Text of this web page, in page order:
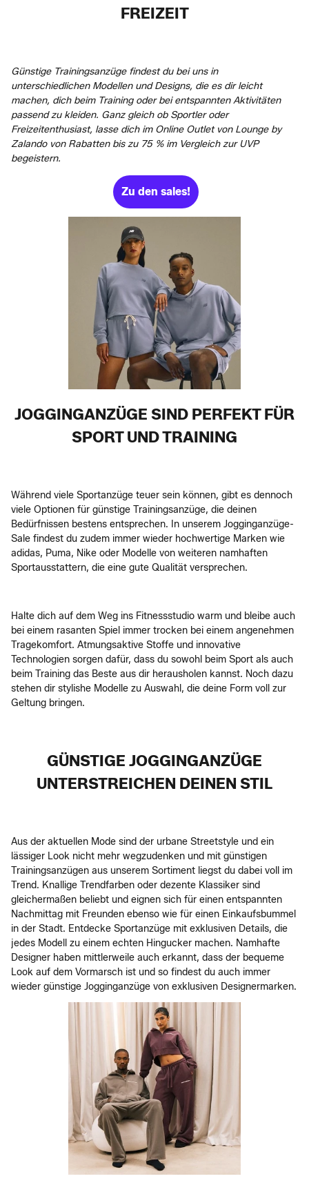
FREIZEIT
Günstige Trainingsanzüge findest du bei uns in
unterschiedlichen Modellen und Designs, die es dir leicht
machen, dich beim Training oder bei entspannten Aktivitäten
passend zu kleiden. Ganz gleich ob Sportler oder
Freizeitenthusiast, lasse dich im Online Outlet von Lounge by
Zalando von Rabatten bis zu 75 % im Vergleich zur UVP
begeistern.
Zu den sales!
JOGGINGANZÜGE SIND PERFEKT FÜR
SPORT UND TRAINING
Während viele Sportanzüge teuer sein können, gibt es dennoch
viele Optionen für günstige Trainingsanzüge, die deinen
Bedürfnissen bestens entsprechen. In unserem Jogginganzüge-
Sale findest du zudem immer wieder hochwertige Marken wie
adidas, Puma, Nike oder Modelle von weiteren namhaften
Sportausstattern, die eine gute Qualität versprechen.
Halte dich auf dem Weg ins Fitnessstudio warm und bleibe auch
bei einem rasanten Spiel immer trocken bei einem angenehmen
Tragekomfort. Atmungsaktive Stoffe und innovative
Technologien sorgen dafür, dass du sowohl beim Sport als auch
beim Training das Beste aus dir herausholen kannst. Noch dazu
stehen dir stylishe Modelle zu Auswahl, die deine Form voll zur
Geltung bringen.
GÜNSTIGE JOGGINGANZÜGE
UNTERSTREICHEN DEINEN STIL
Aus der aktuellen Mode sind der urbane Streetstyle und ein
lässiger Look nicht mehr wegzudenken und mit günstigen
Trainingsanzügen aus unserem Sortiment liegst du dabei voll im
Trend. Knallige Trendfarben oder dezente Klassiker sind
gleichermaßen beliebt und eignen sich für einen entspannten
Nachmittag mit Freunden ebenso wie für einen Einkaufsbummel
in der Stadt. Entdecke Sportanzüge mit exklusiven Details, die
jedes Modell zu einem echten Hingucker machen. Namhafte
Designer haben mittlerweile auch erkannt, dass der bequeme
Look auf dem Vormarsch ist und so findest du auch immer
wieder günstige Jogginganzüge von exklusiven Designermarken.